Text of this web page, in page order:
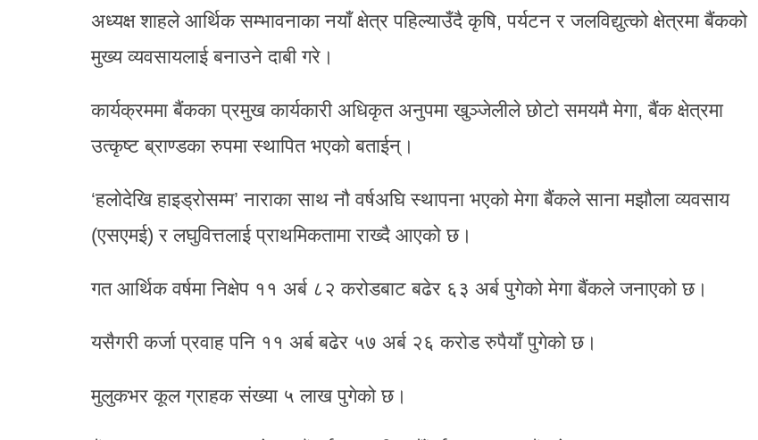
अध्यक्ष शाहले आर्थिक सम्भावनाका नयाँ क्षेत्र पहिल्याउँदै कृषि, पर्यटन र जलविद्युत्को क्षेत्रमा बैंकको
मुख्य व्यवसायलाई बनाउने दाबी गरे।
कार्यक्रममा बैंकका प्रमुख कार्यकारी अधिकृत अनुपमा खुञ्जेलीले छोटो समयमै मेगा, बैंक क्षेत्रमा
उत्कृष्ट ब्राण्डका रुपमा स्थापित भएको बताईन्।
‘हलोदेखि हाइड्रोसम्म’ नाराका साथ नौ वर्षअघि स्थापना भएको मेगा बैंकले साना मझौला व्यवसाय
(एसएमई) र लघुवित्तलाई प्राथमिकतामा राख्दै आएको छ।
गत आर्थिक वर्षमा निक्षेप ११ अर्ब ८२ करोडबाट बढेर ६३ अर्ब पुगेको मेगा बैंकले जनाएको छ।
यसैगरी कर्जा प्रवाह पनि ११ अर्ब बढेर ५७ अर्ब २६ करोड रुपैयाँ पुगेको छ।
मुलुकभर कूल ग्राहक संख्या ५ लाख पुगेको छ।